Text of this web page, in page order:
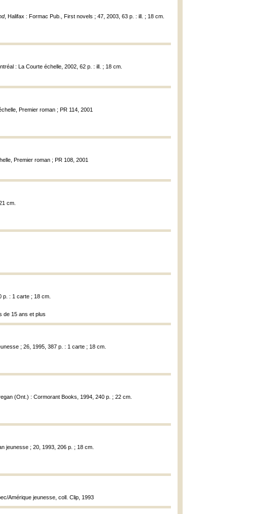
, Halifax : Formac Pub., First novels ; 47, 2003, 63 p. : ill. ; 18 cm.
: La Courte échelle, 2002, 62 p. : ill. ; 18 cm.
Premier roman ; PR 114, 2001
Premier roman ; PR 108, 2001
cm.
p. : 1 carte ; 18 cm.
de 15 ans et plus
; 26, 1995, 387 p. : 1 carte ; 18 cm.
(Ont.) : Cormorant Books, 1994, 240 p. ; 22 cm.
jeunesse ; 20, 1993, 206 p. ; 18 cm.
Amérique jeunesse, coll. Clip, 1993